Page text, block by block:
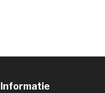
Informatie